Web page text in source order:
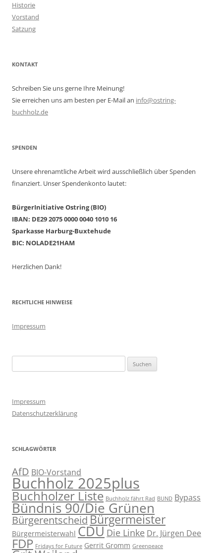
Historie
Vorstand
Satzung
KONTAKT
Schreiben Sie uns gerne Ihre Meinung!
Sie erreichen uns am besten per E-Mail an info@ostring-
buchholz.de
SPENDEN
Unsere ehrenamtliche Arbeit wird ausschließlich über Spenden
finanziert. Unser Spendenkonto lautet:
BürgerInitiative Ostring (BIO)
IBAN: DE29 2075 0000 0040 1010 16
Sparkasse Harburg-Buxtehude
BIC: NOLADE21HAM
Herzlichen Dank!
RECHTLICHE HINWEISE
Impressum
nach:
Impressum
Datenschutzerklärung
SCHLAGWÖRTER
AfD BIO-Vorstand
Buchholz 2025plus
Buchholzer Liste Buchholz fährt Rad BUND Bypass
Bündnis 90/Die Grünen
BürgerentscheidBürgermeister
Bürgermeisterwahl CDU Die Linke Dr. Jürgen Dee
FDP Fridays for Future Gerrit Gromm Greenpeace